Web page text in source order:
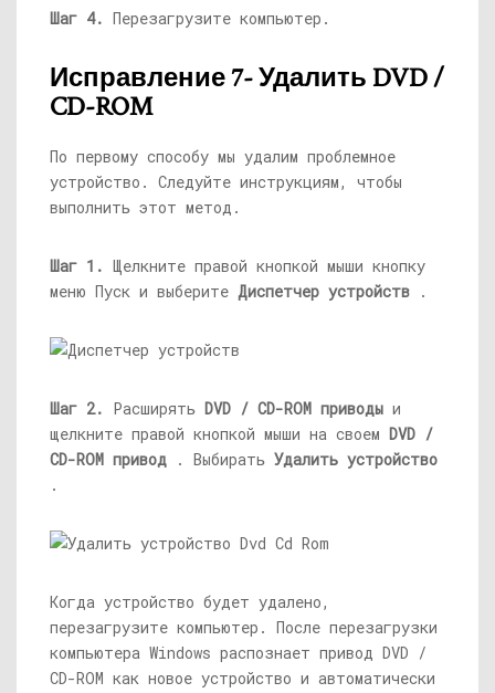
Шаг 4. Перезагрузите компьютер.
Исправление 7- Удалить DVD /
CD-ROM
По первому способу мы удалим проблемное
устройство. Следуйте инструкциям, чтобы
выполнить этот метод.
Шаг 1. Щелкните правой кнопкой мыши кнопку
меню Пуск и выберите Диспетчер устройств .
Шаг 2. Расширять DVD / CD-ROM приводы и
щелкните правой кнопкой мыши на своем DVD /
CD-ROM привод . Выбирать Удалить устройство
.
Когда устройство будет удалено,
перезагрузите компьютер. После перезагрузки
компьютера Windows распознает привод DVD /
CD-ROM как новое устройство и автоматически